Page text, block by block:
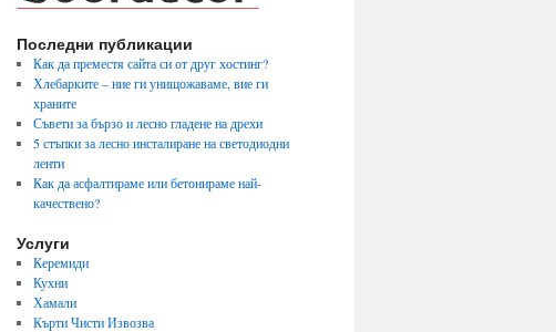
Последни публикации
Как да преместя сайта си от друг хостинг?
Хлебарките – ние ги унищожаваме, вие ги
храните
Съвети за бързо и лесно гладене на дрехи
5 стъпки за лесно инсталиране на светодиодни
ленти
Как да асфалтираме или бетонираме най-
качествено?
Услуги
Керемиди
Кухни
Хамали
Кърти Чисти Извозва